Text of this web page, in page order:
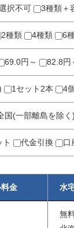
択不可 3種類＋
2種類 4種類 6
69.0円～ 82.8円
1セット2本 4
国(一部離島を除く)
ト 代金引換 口
金 水
無